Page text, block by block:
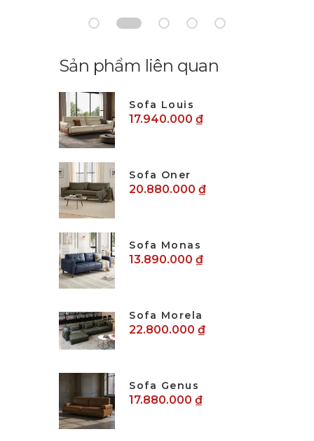
Sản phẩm liên quan
Sofa Louis
17.940.000 ₫
Sofa Oner
20.880.000 ₫
Sofa Monas
13.890.000 ₫
Sofa Morela
22.800.000 ₫
Sofa Genus
17.880.000 ₫